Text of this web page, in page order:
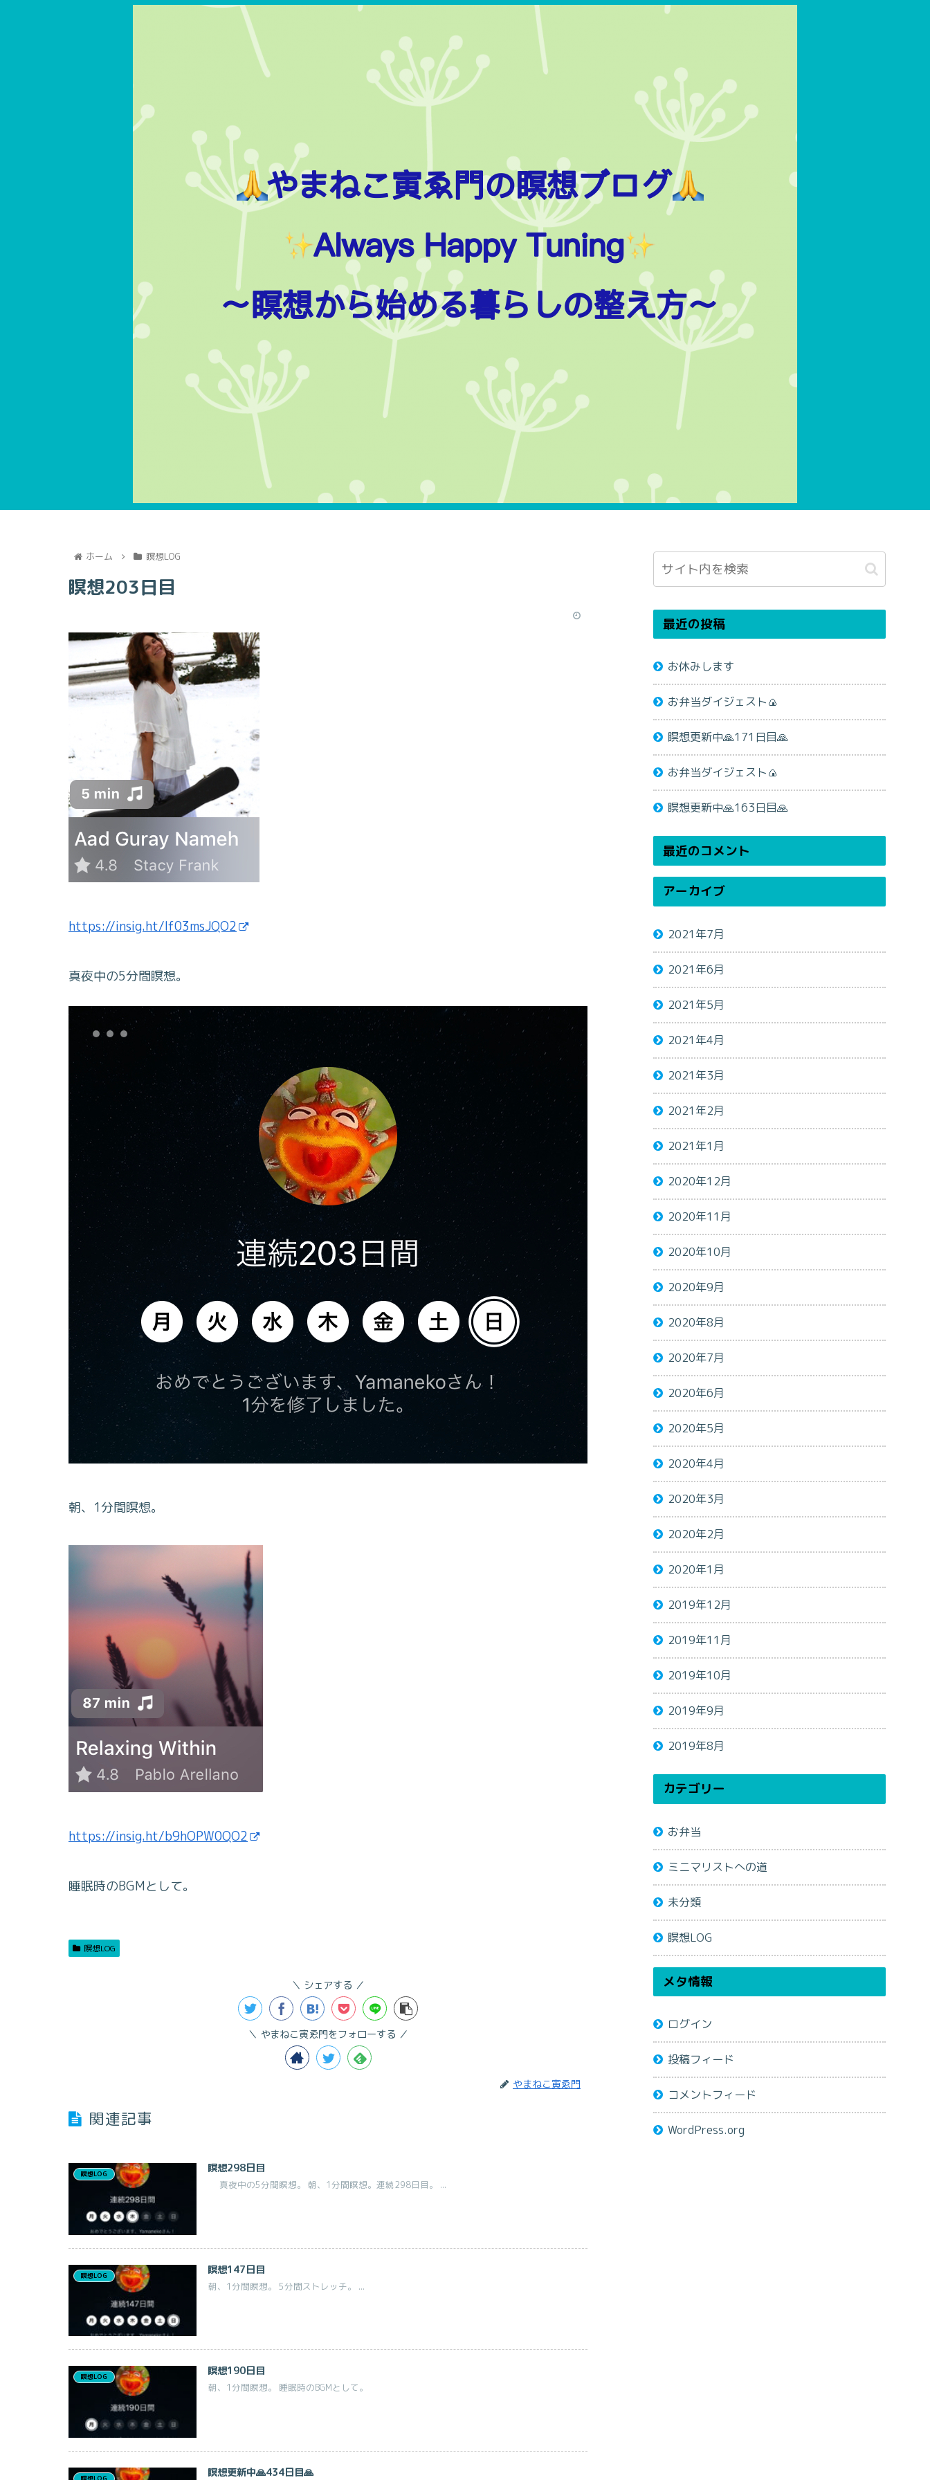
ホーム 瞑想LOG
瞑想203日目
https://insig.ht/If03msJQO2
真夜中の5分間瞑想。
朝、1分間瞑想。
https://insig.ht/b9hOPW0QO2
睡眠時のBGMとして。
瞑想LOG
シェアする
やまねこ寅ゑ門をフォローする
やまねこ寅ゑ門
関連記事
瞑想LOG 瞑想298日目
真夜中の5分間瞑想。 朝、1分間瞑想。連続298日目。 ...
瞑想LOG 瞑想147日目
朝、1分間瞑想。 5分間ストレッチ。 ...
瞑想LOG 瞑想190日目
朝、1分間瞑想。 睡眠時のBGMとして。
瞑想更新中🙏434日目🙏
最近の投稿
お休みします
お弁当ダイジェスト🍙
瞑想更新中🙏171日目🙏
お弁当ダイジェスト🍙
瞑想更新中🙏163日目🙏
最近のコメント
アーカイブ
2021年7月
2021年6月
2021年5月
2021年4月
2021年3月
2021年2月
2021年1月
2020年12月
2020年11月
2020年10月
2020年9月
2020年8月
2020年7月
2020年6月
2020年5月
2020年4月
2020年3月
2020年2月
2020年1月
2019年12月
2019年11月
2019年10月
2019年9月
2019年8月
カテゴリー
お弁当
ミニマリストへの道
未分類
瞑想LOG
メタ情報
ログイン
投稿フィード
コメントフィード
WordPress.org